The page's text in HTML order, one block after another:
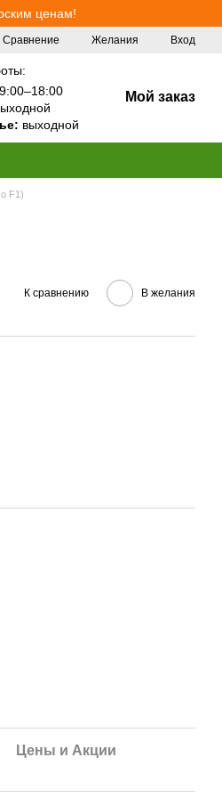
ценам!
Сравнение Желания Вход
выходной
Мой заказ
F1)
К сравнению В желания
Цены и Акции